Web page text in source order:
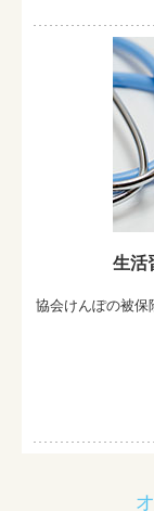
生活
協会けんぽの被保